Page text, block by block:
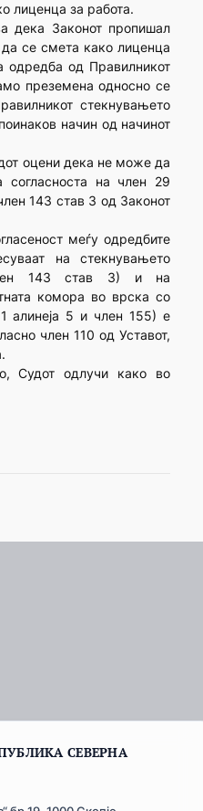
лиценца за работа.
дека Законот пропишал
се смета како лиценца
одредба од Правилникот
преземена односно се
стекнувањето
начин од начинот
оцени дека не може да
на член 29
143 став 3 од Законот
меѓу одредбите
на стекнувањето
143 став 3) и на
комора во врска со
алинеја 5 и член 155) е
член 110 од Уставот,
Судот одлучи како во
СЕВЕРНА